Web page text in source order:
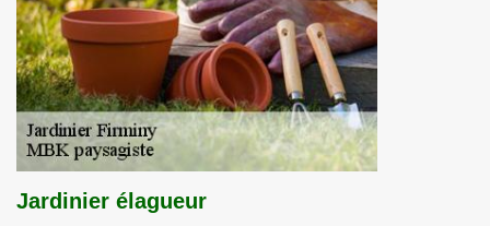
Jardinier élagueur